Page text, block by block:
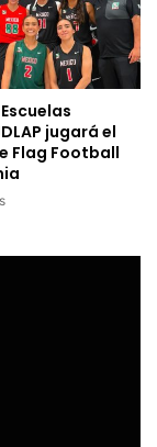
jugará el
Flag Football